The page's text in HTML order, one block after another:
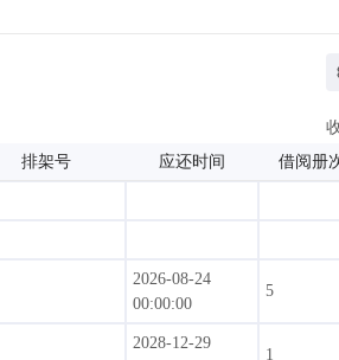
排架号 应还时间 借阅册
2026-08-24
00:00:00
5
2028-12-29
1